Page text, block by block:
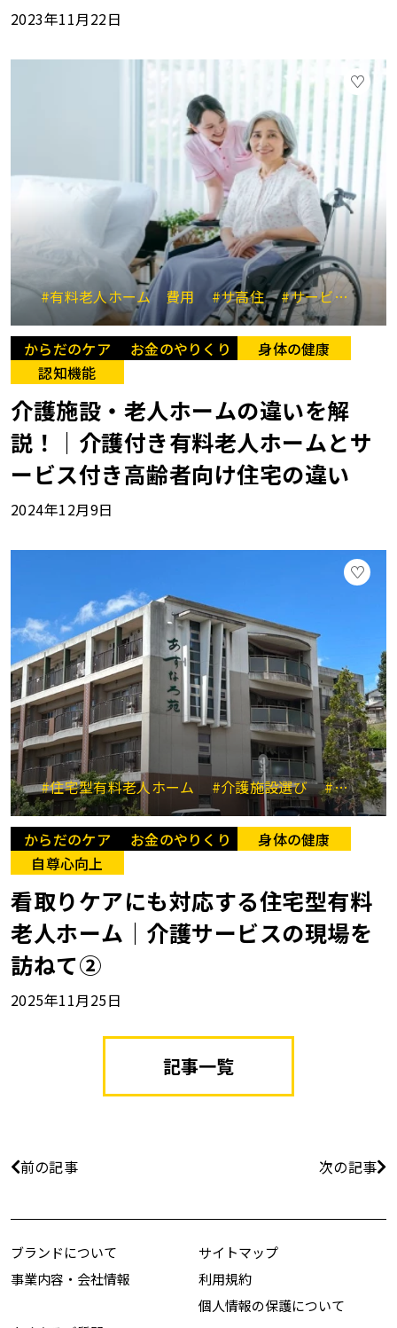
2023年11月22日
#有料老人ホーム 費用 #サ高住 #サービス付き高齢者向け住宅
からだのケア お金のやりくり
身体の健康
認知機能
介護施設・老人ホームの違いを解
説！｜介護付き有料老人ホームとサ
ービス付き高齢者向け住宅の違い
2024年12月9日
#住宅型有料老人ホーム #介護施設選び #医療的ケア
からだのケア お金のやりくり
身体の健康
自尊心向上
看取りケアにも対応する住宅型有料
老人ホーム｜介護サービスの現場を
訪ねて②
2025年11月25日
記事一覧
前の記事 次の記事
ブランドについて
事業内容・会社情報
サイトマップ
利用規約
個人情報の保護について